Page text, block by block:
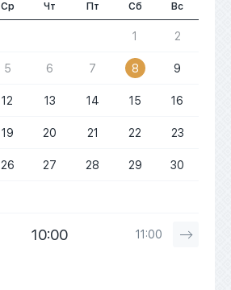
Ср Чт Пт Сб Вс
1 2
5 6 7 8 9
12 13 14 15 16
19 20 21 22 23
26 27 28 29 30
10:00 11:00